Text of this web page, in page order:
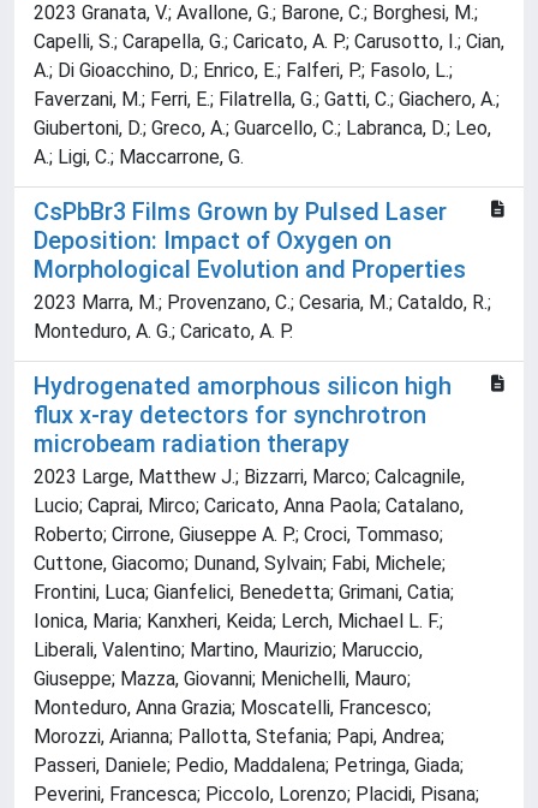
2023 Granata, V.; Avallone, G.; Barone, C.; Borghesi, M.;
Capelli, S.; Carapella, G.; Caricato, A. P.; Carusotto, I.; Cian,
A.; Di Gioacchino, D.; Enrico, E.; Falferi, P.; Fasolo, L.;
Faverzani, M.; Ferri, E.; Filatrella, G.; Gatti, C.; Giachero, A.;
Giubertoni, D.; Greco, A.; Guarcello, C.; Labranca, D.; Leo,
A.; Ligi, C.; Maccarrone, G.
CsPbBr3 Films Grown by Pulsed Laser
Deposition: Impact of Oxygen on
Morphological Evolution and Properties
2023 Marra, M.; Provenzano, C.; Cesaria, M.; Cataldo, R.;
Monteduro, A. G.; Caricato, A. P.
Hydrogenated amorphous silicon high
flux x-ray detectors for synchrotron
microbeam radiation therapy
2023 Large, Matthew J.; Bizzarri, Marco; Calcagnile,
Lucio; Caprai, Mirco; Caricato, Anna Paola; Catalano,
Roberto; Cirrone, Giuseppe A. P.; Croci, Tommaso;
Cuttone, Giacomo; Dunand, Sylvain; Fabi, Michele;
Frontini, Luca; Gianfelici, Benedetta; Grimani, Catia;
Ionica, Maria; Kanxheri, Keida; Lerch, Michael L. F.;
Liberali, Valentino; Martino, Maurizio; Maruccio,
Giuseppe; Mazza, Giovanni; Menichelli, Mauro;
Monteduro, Anna Grazia; Moscatelli, Francesco;
Morozzi, Arianna; Pallotta, Stefania; Papi, Andrea;
Passeri, Daniele; Pedio, Maddalena; Petringa, Giada;
Peverini, Francesca; Piccolo, Lorenzo; Placidi, Pisana;